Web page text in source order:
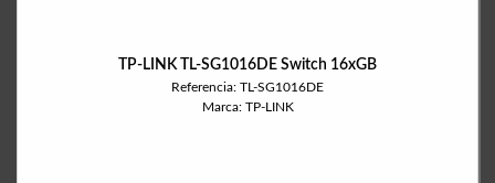
TP-LINK TL-SG1016DE Switch 16xGB
Referencia: TL-SG1016DE
Marca: TP-LINK